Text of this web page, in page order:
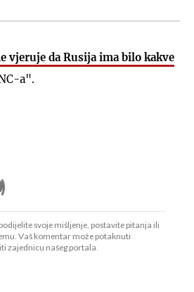
vjeruje da Rusija ima bilo kakve
a".
svoje mišljenje, postavite pitanja ili
Vaš komentar može potaknuti
zajednicu našeg portala.